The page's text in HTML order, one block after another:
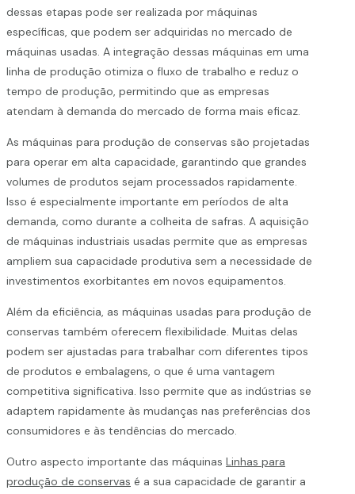
dessas etapas pode ser realizada por máquinas
específicas, que podem ser adquiridas no mercado de
máquinas usadas. A integração dessas máquinas em uma
linha de produção otimiza o fluxo de trabalho e reduz o
tempo de produção, permitindo que as empresas
atendam à demanda do mercado de forma mais eficaz.
As máquinas para produção de conservas são projetadas
para operar em alta capacidade, garantindo que grandes
volumes de produtos sejam processados rapidamente.
Isso é especialmente importante em períodos de alta
demanda, como durante a colheita de safras. A aquisição
de máquinas industriais usadas permite que as empresas
ampliem sua capacidade produtiva sem a necessidade de
investimentos exorbitantes em novos equipamentos.
Além da eficiência, as máquinas usadas para produção de
conservas também oferecem flexibilidade. Muitas delas
podem ser ajustadas para trabalhar com diferentes tipos
de produtos e embalagens, o que é uma vantagem
competitiva significativa. Isso permite que as indústrias se
adaptem rapidamente às mudanças nas preferências dos
consumidores e às tendências do mercado.
Outro aspecto importante das máquinas Linhas para
produção de conservas é a sua capacidade de garantir a